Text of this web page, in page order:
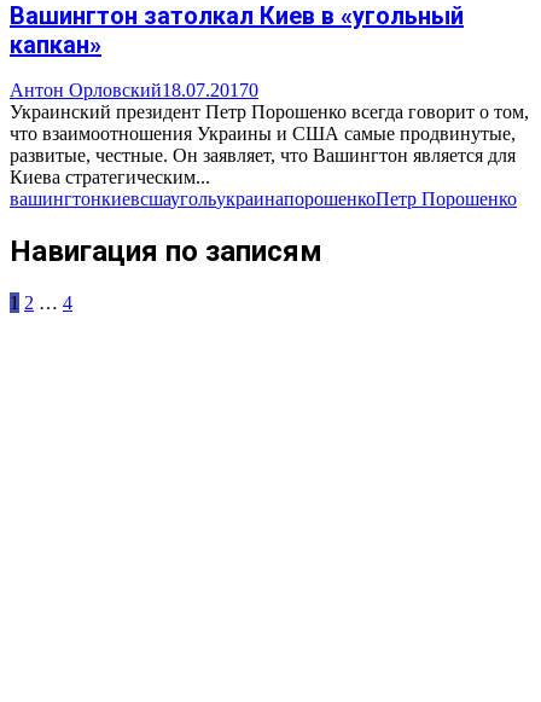
Вашингтон затолкал Киев в «угольный
капкан»
Антон Орловский18.07.20170
Украинский президент Петр Порошенко всегда говорит о том,
что взаимоотношения Украины и США самые продвинутые,
развитые, честные. Он заявляет, что Вашингтон является для
Киева стратегическим...
вашингтонкиевсшаугольукраинапорошенкоПетр Порошенко
Навигация по записям
1 2 … 4